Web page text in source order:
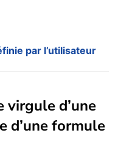
par l’utilisateur
virgule d’une
d’une formule